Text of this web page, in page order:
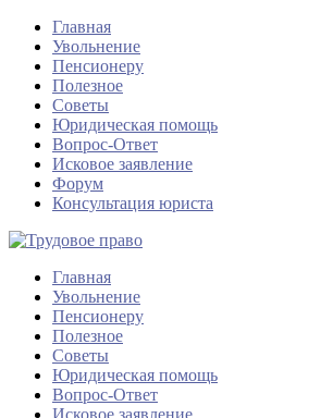
Главная
Увольнение
Пенсионеру
Полезное
Советы
Юридическая помощь
Вопрос-Ответ
Исковое заявление
Форум
Консультация юриста
Главная
Увольнение
Пенсионеру
Полезное
Советы
Юридическая помощь
Вопрос-Ответ
Исковое заявление